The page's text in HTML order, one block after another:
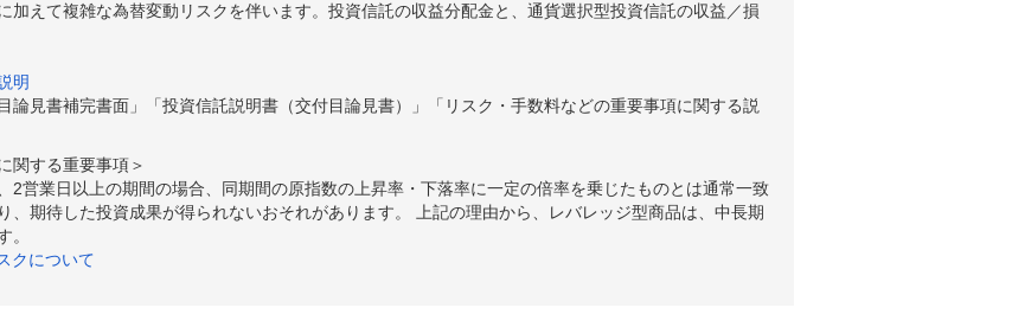
加えて複雑な為替変動リスクを伴います。投資信託の収益分配金と、通貨選択型投資信託の収益／損
明
論見書補完書面」「投資信託説明書（交付目論見書）」「リスク・手数料などの重要事項に関する説
関する重要事項＞
2営業日以上の期間の場合、同期間の原指数の上昇率・下落率に一定の倍率を乗じたものとは通常一致
、期待した投資成果が得られないおそれがあります。 上記の理由から、レバレッジ型商品は、中長期
。
クについて